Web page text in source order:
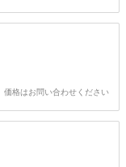
価格はお問い合わせください